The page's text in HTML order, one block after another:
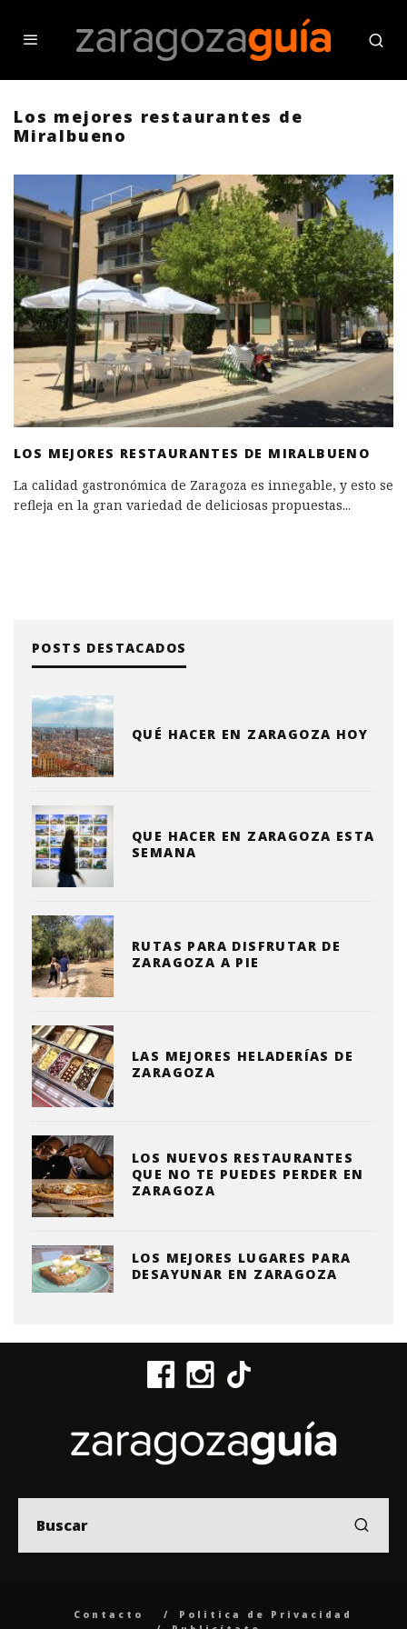
Los mejores restaurantes de
Miralbueno
LOS MEJORES RESTAURANTES DE MIRALBUENO
La calidad gastronómica de Zaragoza es innegable, y esto se
refleja en la gran variedad de deliciosas propuestas...
POSTS DESTACADOS
QUÉ HACER EN ZARAGOZA HOY
QUE HACER EN ZARAGOZA ESTA
SEMANA
RUTAS PARA DISFRUTAR DE
ZARAGOZA A PIE
LAS MEJORES HELADERÍAS DE
ZARAGOZA
LOS NUEVOS RESTAURANTES
QUE NO TE PUEDES PERDER EN
ZARAGOZA
LOS MEJORES LUGARES PARA
DESAYUNAR EN ZARAGOZA
Contacto
Politica de Privacidad